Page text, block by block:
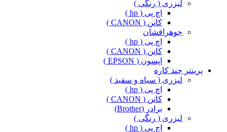
لیزری ( رنگی )
اچ پی ( hp )
کانن ( CANON )
جوهرافشان
اچ پی ( hp )
کانن ( CANON )
اپسون ( EPSON )
پرینتر چند کاره
لیزری ( سیاه و سفید )
اچ پی ( hp )
کانن ( CANON )
برادر (Brother)
لیزری ( رنگی )
اچ پی ( hp )